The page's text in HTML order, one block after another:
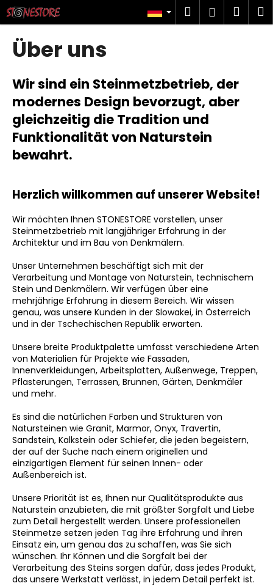
Zum
Inhalt
springen
Suchen
Login
Über uns
Wir sind ein Steinmetzbetrieb, der
modernes Design bevorzugt, aber
gleichzeitig die Tradition und
Funktionalität von Naturstein
bewahrt.
Herzlich willkommen auf unserer Website!
Wir möchten Ihnen STONESTORE vorstellen, unser
Steinmetzbetrieb mit langjähriger Erfahrung in der
Architektur und im Bau von Denkmälern.
Unser Unternehmen beschäftigt sich mit der
Verarbeitung und Montage von Naturstein, technischem
Stein und Denkmälern. Wir verfügen über eine
mehrjährige Erfahrung in diesem Bereich. Wir wissen
genau, was unsere Kunden in der Slowakei, in Österreich
und in der Tschechischen Republik erwarten.
Unsere breite Produktpalette umfasst verschiedene Arten
von Materialien für Projekte wie Fassaden,
Innenverkleidungen, Arbeitsplatten, Außenwege, Treppen,
Pflasterungen, Terrassen, Brunnen, Gärten, Denkmäler
und mehr.
Es sind die natürlichen Farben und Strukturen von
Natursteinen wie Granit, Marmor, Onyx, Travertin,
Sandstein, Kalkstein oder Schiefer, die jeden begeistern,
der auf der Suche nach einem originellen und
einzigartigen Element für seinen Innen- oder
Außenbereich ist.
Unsere Priorität ist es, Ihnen nur Qualitätsprodukte aus
Naturstein anzubieten, die mit größter Sorgfalt und Liebe
zum Detail hergestellt werden. Unsere professionellen
Steinmetze setzen jeden Tag ihre Erfahrung und ihren
Einsatz ein, um genau das zu schaffen, was Sie sich
wünschen. Ihr Können und die Sorgfalt bei der
Verarbeitung des Steins sorgen dafür, dass jedes Produkt,
das unsere Werkstatt verlässt, in jedem Detail perfekt ist.
W
a
a
s
s
u
c
h
n
i
e
?
SUCHEN
W
i
r
e
m
p
f
e
h
l
e
n